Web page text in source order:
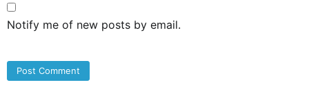
Notify me of new posts by email.